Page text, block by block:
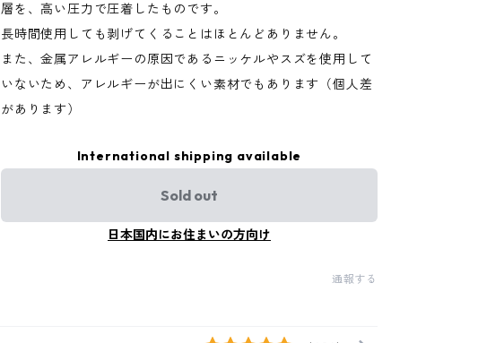
層を、高い圧力で圧着したものです。
長時間使用しても剥げてくることはほとんどありません。
また、金属アレルギーの原因であるニッケルやスズを使用して
いないため、アレルギーが出にくい素材でもあります（個人差
があります）
International shipping available
Sold out
日本国内にお住まいの方向け
通報する